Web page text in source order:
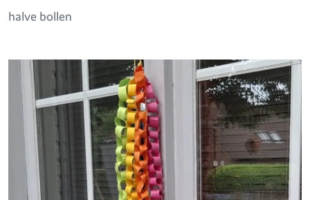
halve bollen